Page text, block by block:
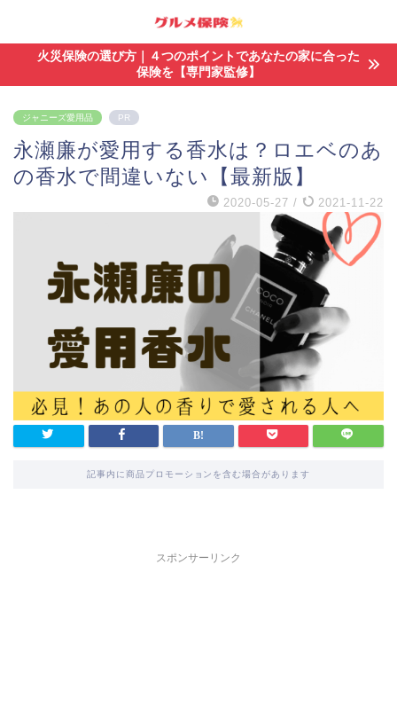
火災保険の選び方｜４つのポイントであなたの家に合った
保険を【専門家監修】
ジャニーズ愛用品 PR
永瀬廉が愛用する香水は？ロエベのあ
の香水で間違いない【最新版】
2020-05-27 / 2021-11-22
記事内に商品プロモーションを含む場合があります
スポンサーリンク